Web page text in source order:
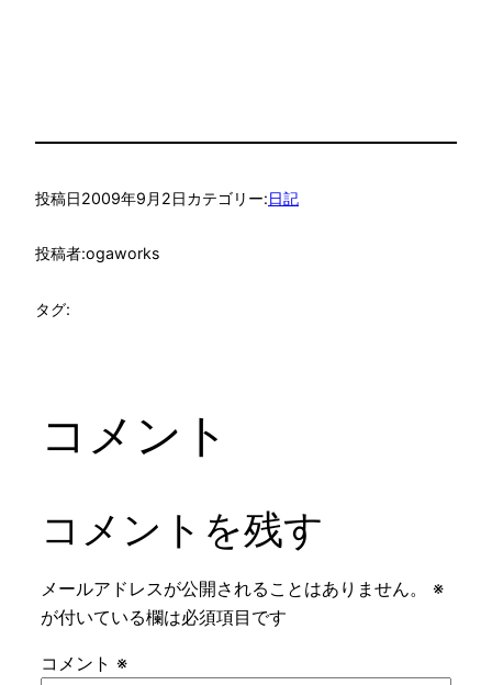
投稿日2009年9月2日カテゴリー:日記
投稿者:ogaworks
タグ:
コメント
コメントを残す
メールアドレスが公開されることはありません。
※
が付いている欄は必須項目です
コメント ※